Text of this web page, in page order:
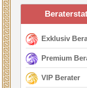
Exklusiv
Premium
VIP Berater